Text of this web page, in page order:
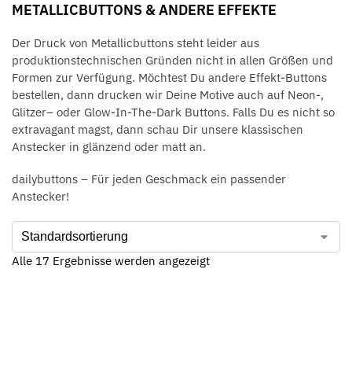
METALLICBUTTONS & ANDERE EFFEKTE
Der Druck von Metallicbuttons steht leider aus
produktionstechnischen Gründen nicht in allen Größen und
Formen zur Verfügung. Möchtest Du andere Effekt-Buttons
bestellen, dann drucken wir Deine Motive auch auf Neon-,
Glitzer– oder Glow-In-The-Dark Buttons. Falls Du es nicht so
extravagant magst, dann schau Dir unsere klassischen
Anstecker in glänzend oder matt an.
dailybuttons – Für jeden Geschmack ein passender
Anstecker!
Alle 17 Ergebnisse werden angezeigt